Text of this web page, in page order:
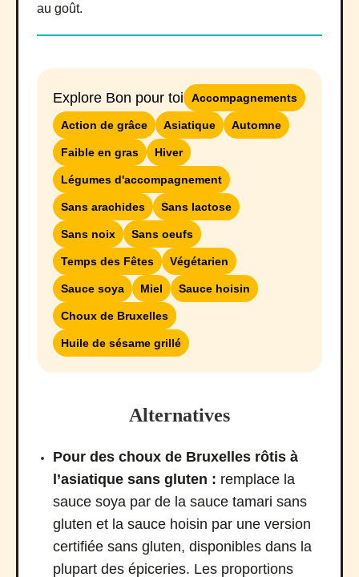
au goût.
Explore Bon pour toi Accompagnements
Action de grâce Asiatique Automne
Faible en gras Hiver
Légumes d'accompagnement
Sans arachides Sans lactose
Sans noix Sans oeufs
Temps des Fêtes Végétarien
Sauce soya Miel Sauce hoisin
Choux de Bruxelles
Huile de sésame grillé
Alternatives
Pour des choux de Bruxelles rôtis à
l’asiatique sans gluten : remplace la
sauce soya par de la sauce tamari sans
gluten et la sauce hoisin par une version
certifiée sans gluten, disponibles dans la
plupart des épiceries. Les proportions